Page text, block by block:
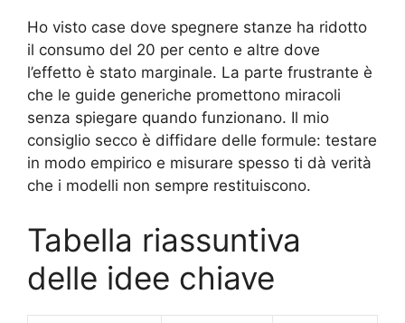
Ho visto case dove spegnere stanze ha ridotto
il consumo del 20 per cento e altre dove
l’effetto è stato marginale. La parte frustrante è
che le guide generiche promettono miracoli
senza spiegare quando funzionano. Il mio
consiglio secco è diffidare delle formule: testare
in modo empirico e misurare spesso ti dà verità
che i modelli non sempre restituiscono.
Tabella riassuntiva
delle idee chiave